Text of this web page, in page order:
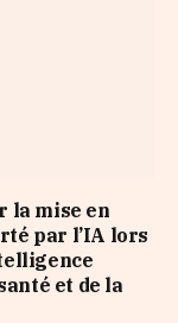
la mise en
par l’IA lors
et de la